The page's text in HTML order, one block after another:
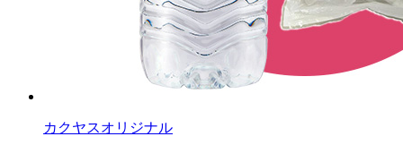
カクヤスオリジナル